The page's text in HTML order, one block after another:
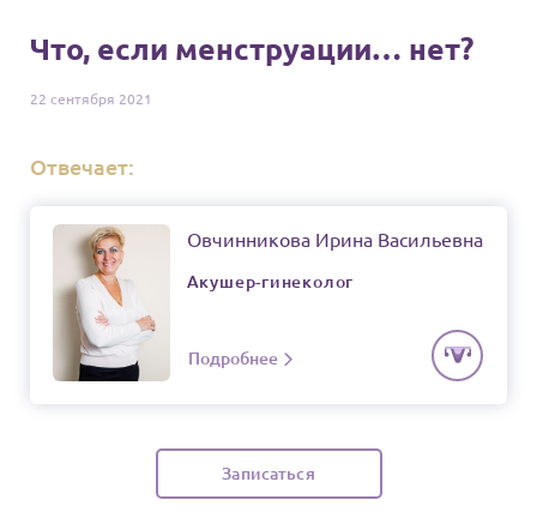
Что, если менструации… нет?
22 сентября 2021
Отвечает:
Овчинникова Ирина Васильевна
Акушер-гинеколог
Подробнее
Записаться